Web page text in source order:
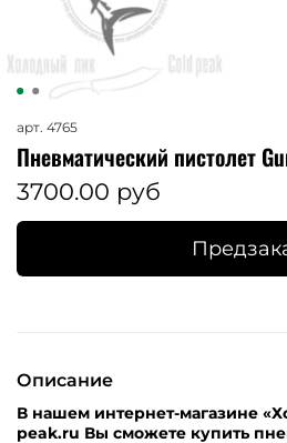
арт. 4765
Пневматический пистолет
3700.00 руб
Описание
В нашем интернет-магазине
peak.ru Вы сможете купить